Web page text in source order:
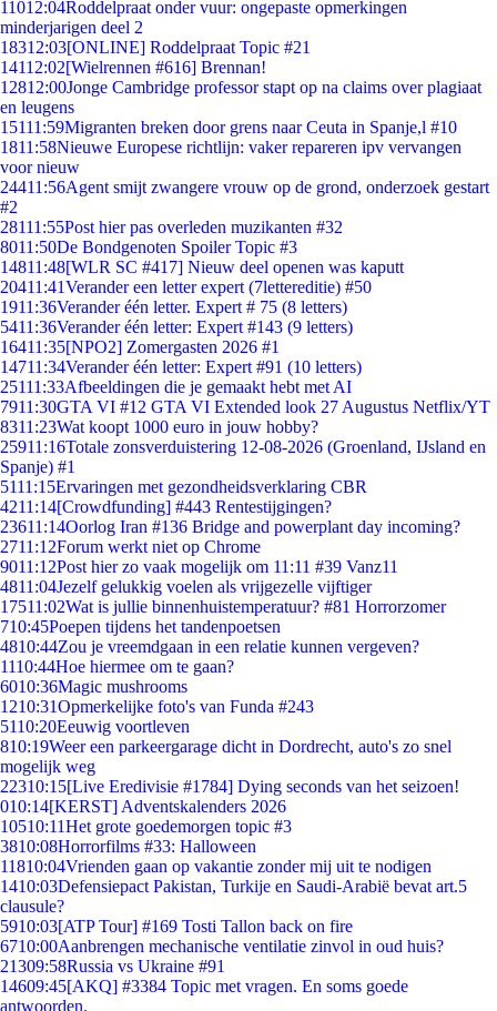
11012:04Roddelpraat onder vuur: ongepaste opmerkingen
minderjarigen deel 2
18312:03[ONLINE] Roddelpraat Topic #21
14112:02[Wielrennen #616] Brennan!
12812:00Jonge Cambridge professor stapt op na claims over plagiaat
en leugens
15111:59Migranten breken door grens naar Ceuta in Spanje,l #10
1811:58Nieuwe Europese richtlijn: vaker repareren ipv vervangen
voor nieuw
24411:56Agent smijt zwangere vrouw op de grond, onderzoek gestart
#2
28111:55Post hier pas overleden muzikanten #32
8011:50De Bondgenoten Spoiler Topic #3
14811:48[WLR SC #417] Nieuw deel openen was kaputt
20411:41Verander een letter expert (7lettereditie) #50
1911:36Verander één letter. Expert # 75 (8 letters)
5411:36Verander één letter: Expert #143 (9 letters)
16411:35[NPO2] Zomergasten 2026 #1
14711:34Verander één letter: Expert #91 (10 letters)
25111:33Afbeeldingen die je gemaakt hebt met AI
7911:30GTA VI #12 GTA VI Extended look 27 Augustus Netflix/YT
8311:23Wat koopt 1000 euro in jouw hobby?
25911:16Totale zonsverduistering 12-08-2026 (Groenland, IJsland en
Spanje) #1
5111:15Ervaringen met gezondheidsverklaring CBR
4211:14[Crowdfunding] #443 Rentestijgingen?
23611:14Oorlog Iran #136 Bridge and powerplant day incoming?
2711:12Forum werkt niet op Chrome
9011:12Post hier zo vaak mogelijk om 11:11 #39 Vanz11
4811:04Jezelf gelukkig voelen als vrijgezelle vijftiger
17511:02Wat is jullie binnenhuistemperatuur? #81 Horrorzomer
710:45Poepen tijdens het tandenpoetsen
4810:44Zou je vreemdgaan in een relatie kunnen vergeven?
1110:44Hoe hiermee om te gaan?
6010:36Magic mushrooms
1210:31Opmerkelijke foto's van Funda #243
5110:20Eeuwig voortleven
810:19Weer een parkeergarage dicht in Dordrecht, auto's zo snel
mogelijk weg
22310:15[Live Eredivisie #1784] Dying seconds van het seizoen!
010:14[KERST] Adventskalenders 2026
10510:11Het grote goedemorgen topic #3
3810:08Horrorfilms #33: Halloween
11810:04Vrienden gaan op vakantie zonder mij uit te nodigen
1410:03Defensiepact Pakistan, Turkije en Saudi-Arabië bevat art.5
clausule?
5910:03[ATP Tour] #169 Tosti Tallon back on fire
6710:00Aanbrengen mechanische ventilatie zinvol in oud huis?
21309:58Russia vs Ukraine #91
14609:45[AKQ] #3384 Topic met vragen. En soms goede
antwoorden.